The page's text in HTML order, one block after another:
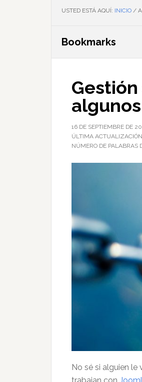
USTED ESTÁ AQUÍ: INICIO /
Bookmarks
16 DE SEPTIEMBRE DE
ÚLTIMA
NÚMERO DE PALABRAS
No sé si alguien